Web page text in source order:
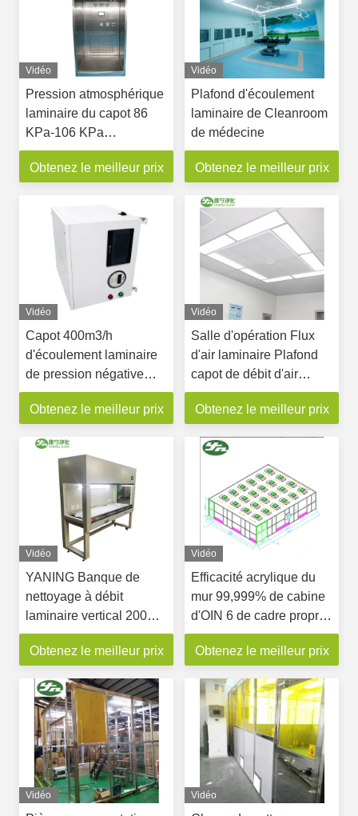
Vidéo
Pression atmosphérique
laminaire du capot 86
KPa-106 KPa
d'écoulement de filtre
pharmaceutique de
Obtenez le meilleur prix
Vidéo
Plafond d'écoulement
laminaire de Cleanroom
de médecine
Obtenez le meilleur prix
Vidéo
Capot 400m3/h
d'écoulement laminaire
de pression négative
pour la salle infectieuse
Obtenez le meilleur prix
Vidéo
Salle d'opération Flux
d'air laminaire Plafond
capot de débit d'air
laminaire
Obtenez le meilleur prix
Vidéo
YANING Banque de
nettoyage à débit
laminaire vertical 200w
Pour l'hôpital de
laboratoire
Obtenez le meilleur prix
Vidéo
Efficacité acrylique du
mur 99,999% de cabine
d'OIN 6 de cadre propre
de salle SS304 pour la
nutrition canadienne
Obtenez le meilleur prix
Vidéo Vidéo